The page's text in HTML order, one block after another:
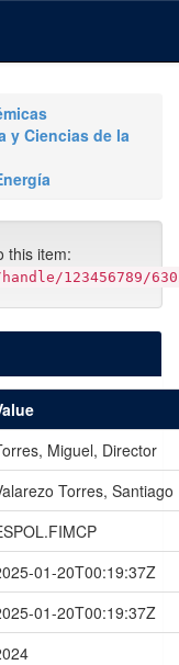
y Ciencias de la
this item:
123456789/
Miguel, Director
Torres, Santiago
01-20T00:19:37Z
01-20T00:19:37Z